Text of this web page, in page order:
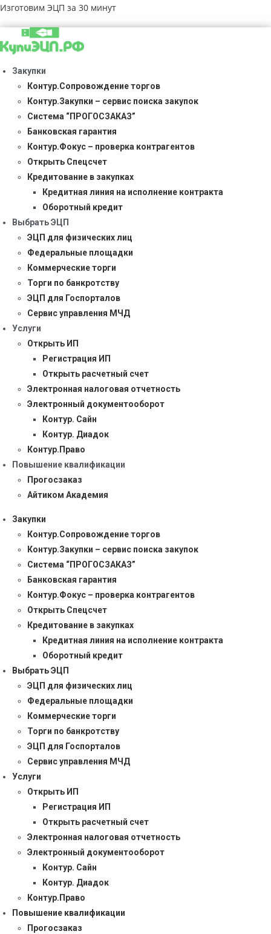
Изготовим ЭЦП за 30 минут
Закупки
Контур.Сопровождение торгов
Контур.Закупки – сервис поиска закупок
Система “ПРОГОСЗАКАЗ”
Банковская гарантия
Контур.Фокус – проверка контрагентов
Открыть Спецсчет
Кредитование в закупках
Кредитная линия на исполнение контракта
Оборотный кредит
Выбрать ЭЦП
ЭЦП для физических лиц
Федеральные площадки
Коммерческие торги
Торги по банкротству
ЭЦП для Госпорталов
Сервис управления МЧД
Услуги
Открыть ИП
Регистрация ИП
Открыть расчетный счет
Электронная налоговая отчетность
Электронный документооборот
Контур. Сайн
Контур. Диадок
Контур.Право
Повышение квалификации
Прогосзаказ
Айтиком Академия
Закупки
Контур.Сопровождение торгов
Контур.Закупки – сервис поиска закупок
Система “ПРОГОСЗАКАЗ”
Банковская гарантия
Контур.Фокус – проверка контрагентов
Открыть Спецсчет
Кредитование в закупках
Кредитная линия на исполнение контракта
Оборотный кредит
Выбрать ЭЦП
ЭЦП для физических лиц
Федеральные площадки
Коммерческие торги
Торги по банкротству
ЭЦП для Госпорталов
Сервис управления МЧД
Услуги
Открыть ИП
Регистрация ИП
Открыть расчетный счет
Электронная налоговая отчетность
Электронный документооборот
Контур. Сайн
Контур. Диадок
Контур.Право
Повышение квалификации
Прогосзаказ